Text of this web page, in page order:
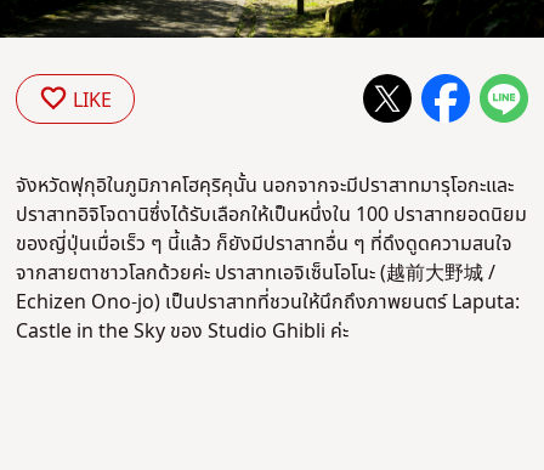
LIKE
จังหวัดฟุกุอิในภูมิภาคโฮคุริคุนั้น นอกจากจะมีปราสาทมารุโอกะและ
ปราสาทอิจิโจดานิซึ่งได้รับเลือกให้เป็นหนึ่งใน 100 ปราสาทยอดนิยม
ของญี่ปุ่นเมื่อเร็ว ๆ นี้แล้ว ก็ยังมีปราสาทอื่น ๆ ที่ดึงดูดความสนใจ
จากสายตาชาวโลกด้วยค่ะ ปราสาทเอจิเซ็นโอโนะ (越前大野城 /
Echizen Ono-jo) เป็นปราสาทที่ชวนให้นึกถึงภาพยนตร์ Laputa:
Castle in the Sky ของ Studio Ghibli ค่ะ